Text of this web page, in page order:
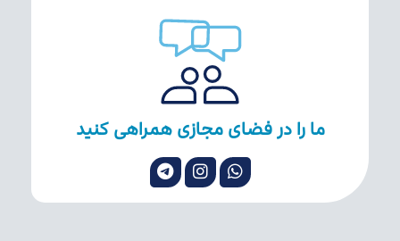
ما را در فضای مجازی همراهی کنید